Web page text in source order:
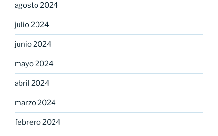
agosto 2024
julio 2024
junio 2024
mayo 2024
abril 2024
marzo 2024
febrero 2024